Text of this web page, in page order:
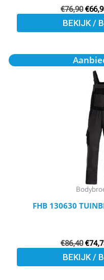
€76,90 €
BEKIJK /
FHB 130630
€86,40
prijs
was:
€
BEKIJK /